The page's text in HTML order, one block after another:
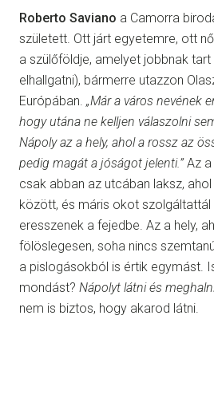
Roberto Saviano a Camorra
született. Ott járt egyetemre, ott
a szülőföldje, amelyet jobbnak
elhallgatni), bármerre utazzon
Európában. „Már a város nevének
hogy utána ne kelljen válaszolni
Nápoly az a hely, ahol a rossz az
pedig magát a jóságot jelenti.”Az a
csak abban az utcában laksz,
között, és máris okot
eresszenek a fejedbe. Az a hely,
fölöslegesen, soha nincs
a pislogásokból is értik egymást.
mondást? Nápolyt látni és
nem is biztos, hogy akarod látni.